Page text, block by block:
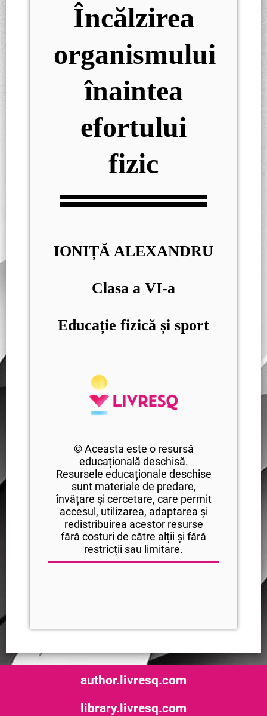
Încălzirea
organismului
înaintea
efortului
fizic
IONIȚĂ ALEXANDRU
Clasa a VI-a
Educație fizică și sport
© Aceasta este o resursă
educațională deschisă.
Resursele educaționale deschise
sunt materiale de predare,
învățare și cercetare, care permit
accesul, utilizarea, adaptarea și
redistribuirea acestor resurse
fără costuri de către alții și fără
restricții sau limitare.
author.livresq.com
library.livresq.com